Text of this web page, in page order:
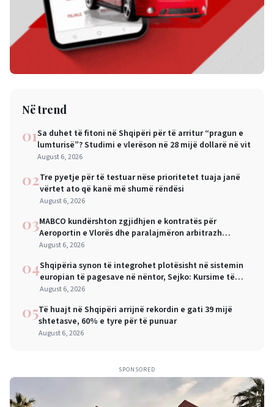
Në trend
01Sa duhet të fitoni në Shqipëri për të arritur “pragun e
lumturisë”? Studimi e vlerëson në 28 mijë dollarë në vit
August 6, 2026
02Tre pyetje për të testuar nëse prioritetet tuaja janë
vërtet ato që kanë më shumë rëndësi
August 6, 2026
03MABCO kundërshton zgjidhjen e kontratës për
Aeroportin e Vlorës dhe paralajmëron arbitrazh
ndërkombëtar
August 6, 2026
04Shqipëria synon të integrohet plotësisht në sistemin
europian të pagesave në nëntor, Sejko: Kursime të
mëdha për qytetarët dhe bizneset
August 6, 2026
05Të huajt në Shqipëri arrijnë rekordin e gati 39 mijë
shtetasve, 60% e tyre për të punuar
August 6, 2026
SPONSORED